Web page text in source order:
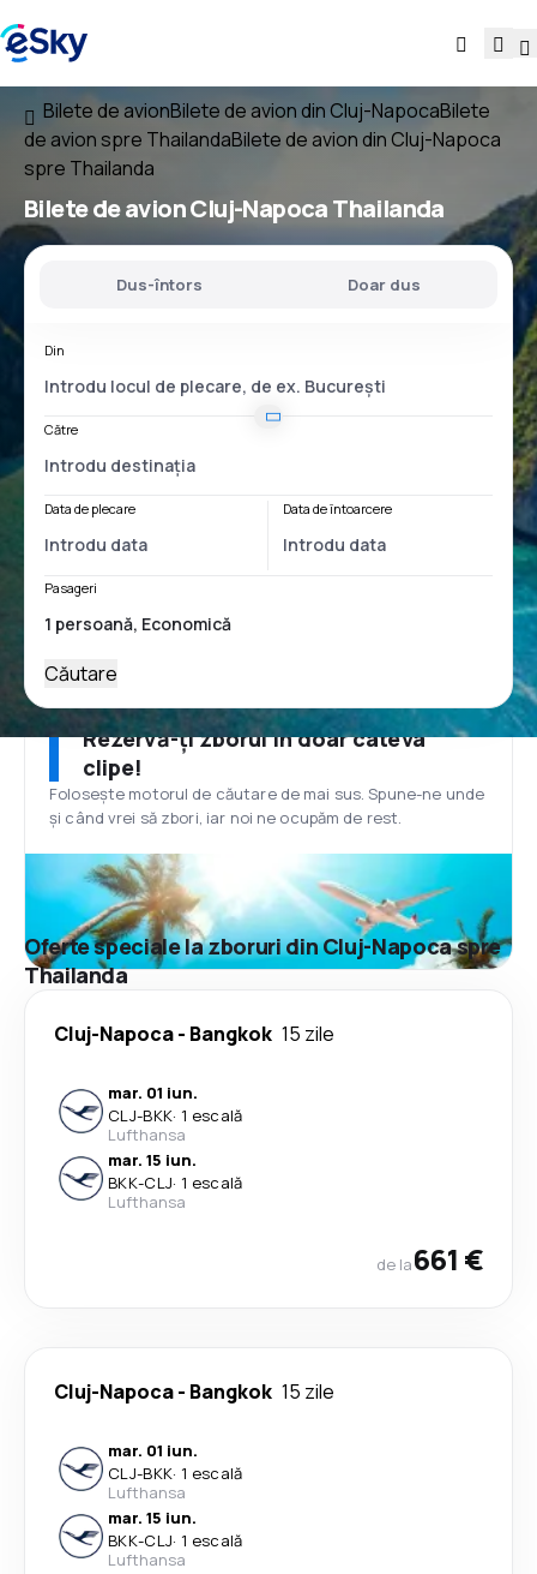
Bilete de avionBilete de avion din Cluj-NapocaBilete
de avion spre ThailandaBilete de avion din Cluj-Napoca
spre Thailanda
Bilete de avionCluj-Napoca Thailanda
Dus-întors Doar dus
Din
Către
Data de plecare Data de întoarcere
Pasageri
Căutare
Rezervă-ți zborul în doar câteva
clipe!
Folosește motorul de căutare de mai sus. Spune-ne unde
și când vrei să zbori, iar noi ne ocupăm de rest.
Oferte speciale la zboruri din Cluj-Napoca spre
Thailanda
Cluj-Napoca- Bangkok 15 zile
mar. 01 iun.
CLJ-BKK· 1 escală
Lufthansa
mar. 15 iun.
BKK-CLJ· 1 escală
Lufthansa
de la661 €
Cluj-Napoca- Bangkok 15 zile
mar. 01 iun.
CLJ-BKK· 1 escală
Lufthansa
mar. 15 iun.
BKK-CLJ· 1 escală
Lufthansa